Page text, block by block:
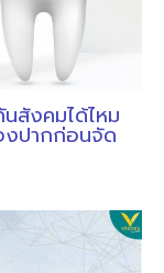
สังคมได้ไหม
ปากก่อนจัด